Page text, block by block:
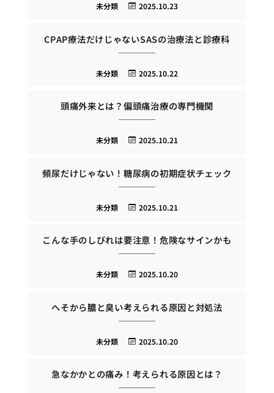
2025.10.23
未分類
CPAP療法だけじゃないSASの治療法と診療科
2025.10.22
未分類
頭痛外来とは？偏頭痛治療の専門機関
2025.10.21
未分類
頻尿だけじゃない！糖尿病の初期症状チェック
2025.10.21
未分類
こんな手のしびれは要注意！危険なサインかも
2025.10.20
未分類
へそから膿と臭い考えられる原因と対処法
2025.10.20
未分類
急なかかとの痛み！考えられる原因とは？